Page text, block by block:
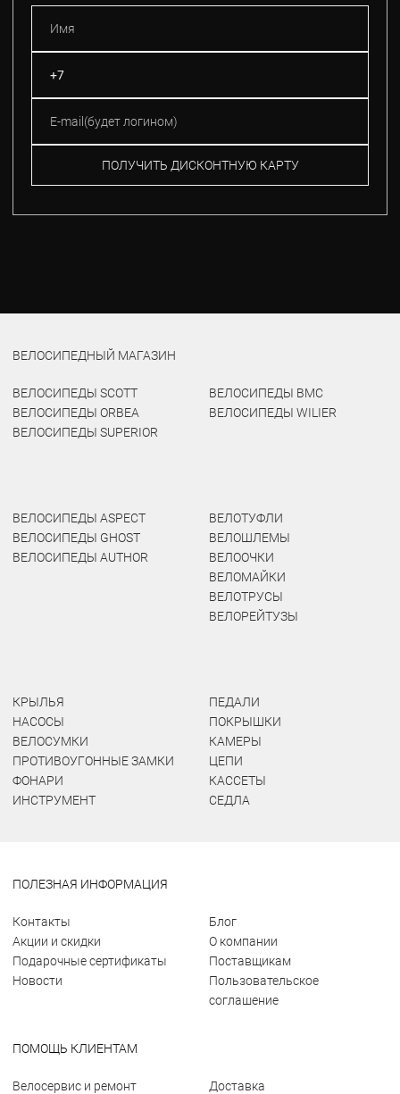
ПОЛУЧИТЬ ДИСКОНТНУЮ КАРТУ
ВЕЛОСИПЕДНЫЙ МАГАЗИН
ВЕЛОСИПЕДЫ SCOTT
ВЕЛОСИПЕДЫ ORBEA
ВЕЛОСИПЕДЫ SUPERIOR
ВЕЛОСИПЕДЫ BMC
ВЕЛОСИПЕДЫ WILIER
ВЕЛОСИПЕДЫ ASPECT
ВЕЛОСИПЕДЫ GHOST
ВЕЛОСИПЕДЫ AUTHOR
ВЕЛОТУФЛИ
ВЕЛОШЛЕМЫ
ВЕЛООЧКИ
ВЕЛОМАЙКИ
ВЕЛОТРУСЫ
ВЕЛОРЕЙТУЗЫ
КРЫЛЬЯ
НАСОСЫ
ВЕЛОСУМКИ
ПРОТИВОУГОННЫЕ ЗАМКИ
ФОНАРИ
ИНСТРУМЕНТ
ПЕДАЛИ
ПОКРЫШКИ
КАМЕРЫ
ЦЕПИ
КАССЕТЫ
СЕДЛА
ПОЛЕЗНАЯ ИНФОРМАЦИЯ
Контакты
Акции и скидки
Подарочные сертификаты
Новости
Блог
О компании
Поставщикам
Пользовательское
соглашение
ПОМОЩЬ КЛИЕНТАМ
Велосервис и ремонт
Доставка